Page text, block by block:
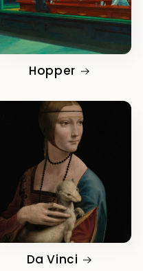
Hopper
Da Vinci